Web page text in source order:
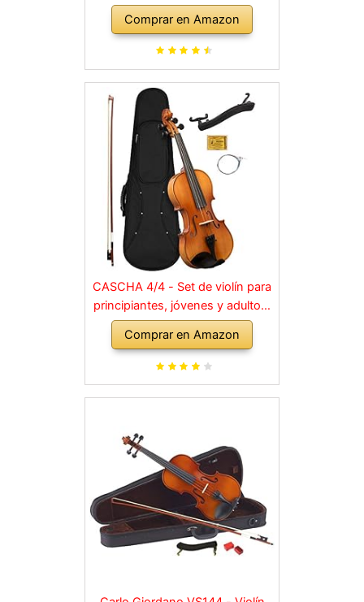
Comprar en Amazon
CASCHA 4/4 - Set de violín para
principiantes, jóvenes y adultos,
violín macizo con arco, colofonia,
cuerdas de repuesto, soporte
para hombro, maletín, abeto
Comprar en Amazon